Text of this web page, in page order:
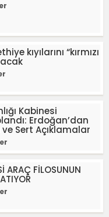
kıyılarını “kırmızı
Kabinesi
Erdoğan’dan
Sert Açıklamalar
ARAÇ FİLOSUNUN